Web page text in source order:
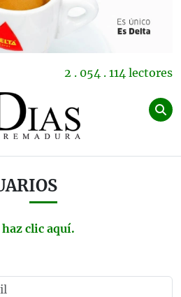
2 . 054 . 114 lectores
haz clic aquí.